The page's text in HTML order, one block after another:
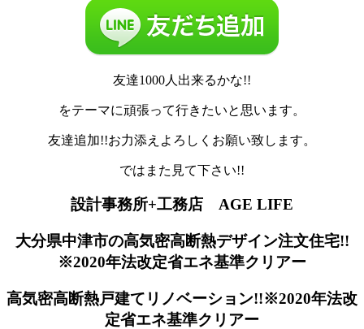
友達1000人出来るかな!!
をテーマに頑張って行きたいと思います。
友達追加!!お力添えよろしくお願い致します。
ではまた見て下さい!!
設計事務所+工務店 AGE LIFE
大分県中津市の高気密高断熱デザイン注文住宅!!
※2020年法改定省エネ基準クリアー
高気密高断熱戸建てリノベーション!!※2020年法改
定省エネ基準クリアー